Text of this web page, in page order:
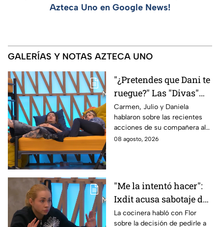
Azteca Uno en Google News!
GALERÍAS Y NOTAS AZTECA UNO
"¿Pretendes que Dani te
ruegue?" Las "Divas"
lamentan el
comportamiento de
Michelle en MasterChef
24/7
Carmen, Julio y Daniela
hablaron sobre las recientes
acciones de su compañera al
interior del Mundo MasterChef
08 agosto, 2026
"Me la intentó hacer":
Ixdit acusa sabotaje de
Ramahá en la pasada
La cocinera habló con Flor
sobre la decisión de pedirle a